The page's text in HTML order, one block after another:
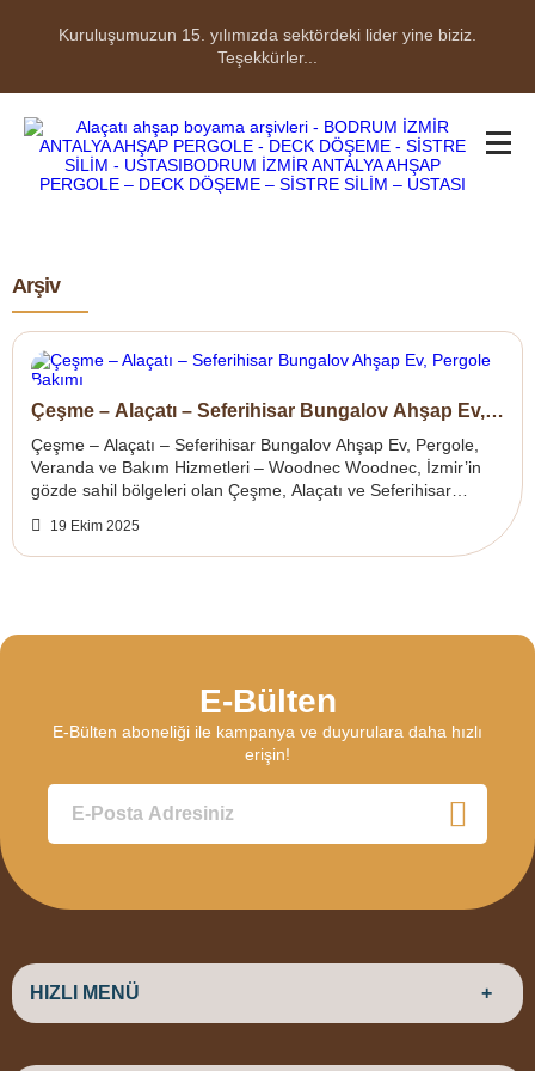
Kuruluşumuzun 15. yılımızda sektördeki lider yine biziz.
Teşekkürler...
Arşiv
Çeşme – Alaçatı – Seferihisar Bungalov Ahşap Ev,
Çeşme – Alaçatı – Seferihisar Bungalov Ahşap Ev, Pergole,
Veranda ve Bakım Hizmetleri – Woodnec Woodnec, İzmir’in
gözde sahil bölgeleri olan Çeşme, Alaçatı ve Seferihisar
19 Ekim 2025
E-Bülten
E-Bülten aboneliği ile kampanya ve duyurulara daha hızlı
erişin!
HIZLI MENÜ
ANASAYFA HAKKIMIZDA